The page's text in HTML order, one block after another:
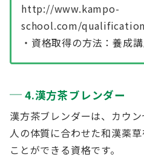
http://www.kampo-
school.com/
・資格取得の方法：養成
4.漢方茶ブレンダー
漢方茶ブレンダーは、カウ
人の体質に合わせた和漢薬
ことができる資格です。